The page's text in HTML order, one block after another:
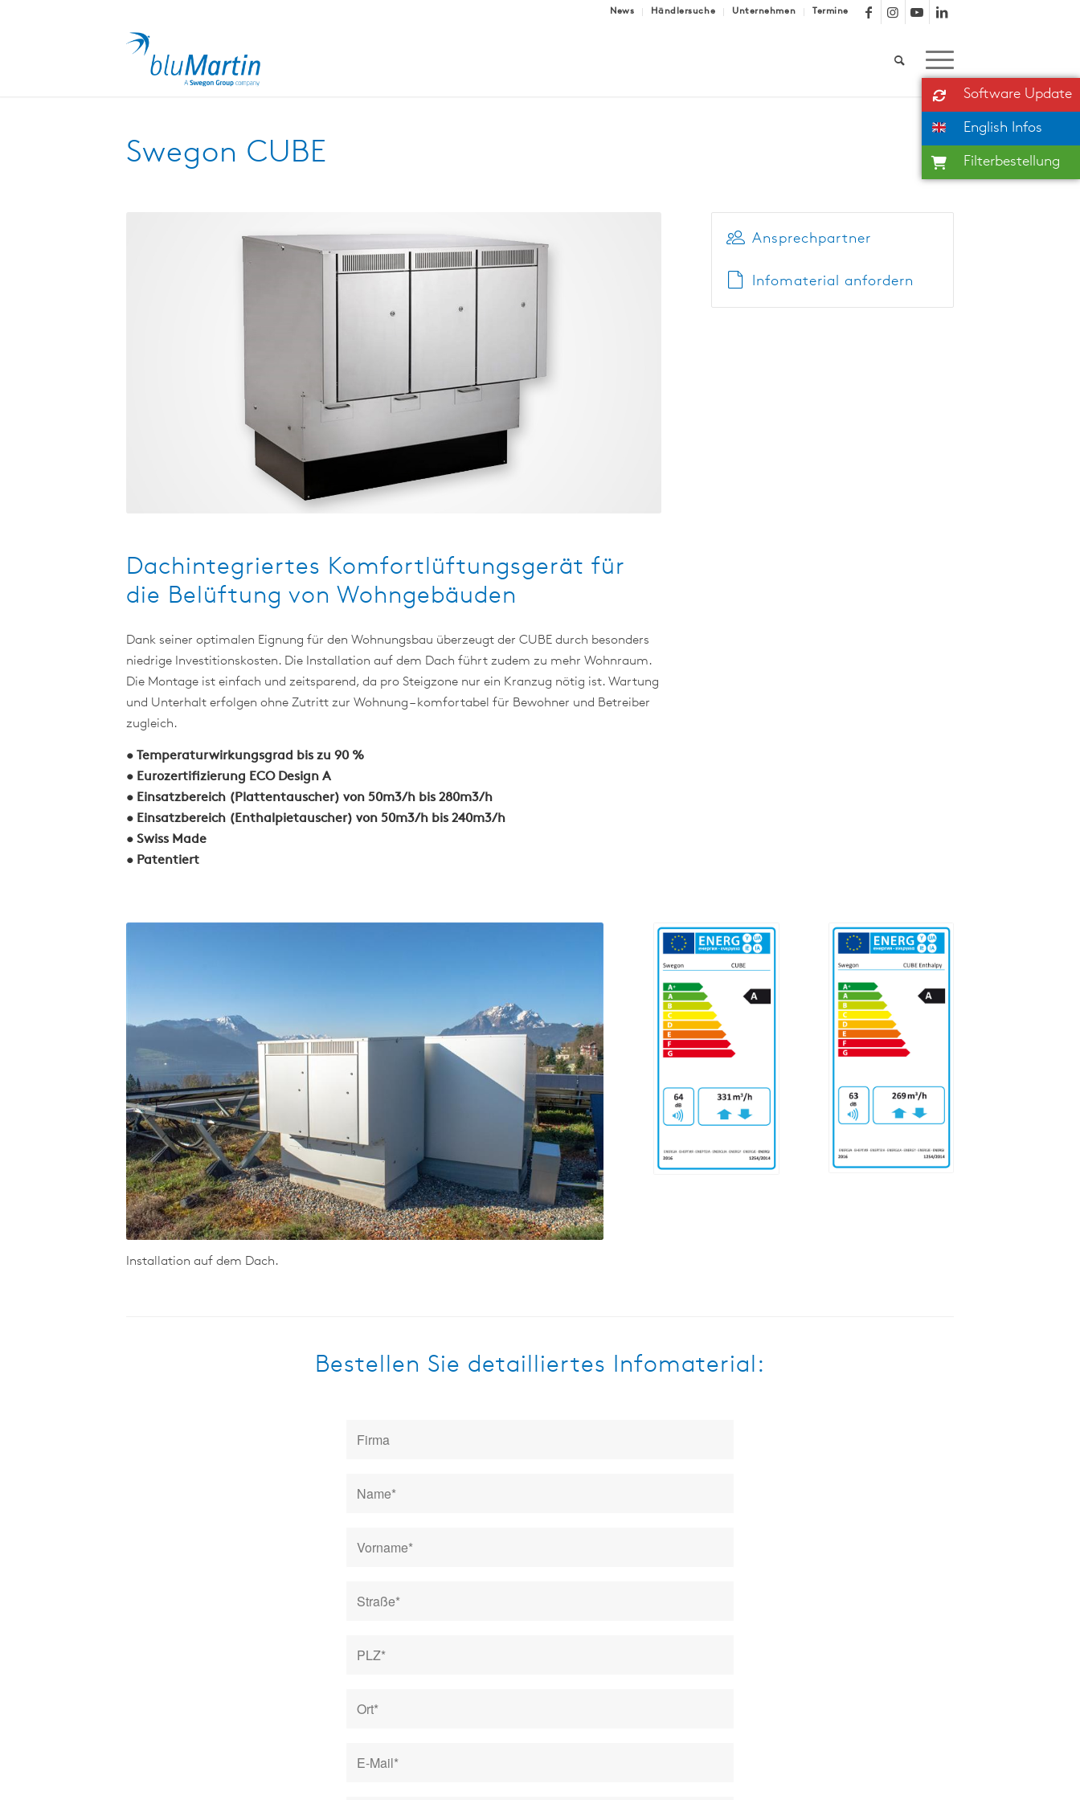
News Händlersuche Unternehmen Termine
Swegon CUBE
Dachintegriertes Komfortlüftungsgerät für
die Belüftung von Wohngebäuden
Dank seiner optimalen Eignung für den Wohnungsbau überzeugt der CUBE durch besonders
niedrige Investitionskosten. Die Installation auf dem Dach führt zudem zu mehr Wohnraum.
Die Montage ist einfach und zeitsparend, da pro Steigzone nur ein Kranzug nötig ist. Wartung
und Unterhalt erfolgen ohne Zutritt zur Wohnung – komfortabel für Bewohner und Betreiber
zugleich.
• Temperaturwirkungsgrad bis zu 90 %
• Eurozertifizierung ECO Design A
• Einsatzbereich (Plattentauscher) von 50m3/h bis 280m3/h
• Einsatzbereich (Enthalpietauscher) von 50m3/h bis 240m3/h
• Swiss Made
• Patentiert
Ansprechpartner
Infomaterial anfordern
Installation auf dem Dach.
Bestellen Sie detailliertes Infomaterial:
Software Update
English Infos
Filterbestellung